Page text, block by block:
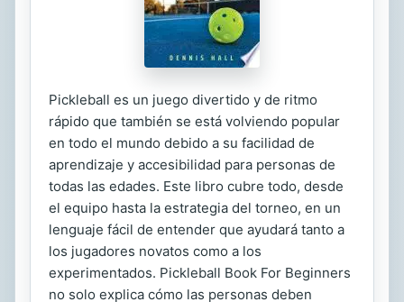
Pickleball es un juego divertido y de ritmo
rápido que también se está volviendo popular
en todo el mundo debido a su facilidad de
aprendizaje y accesibilidad para personas de
todas las edades. Este libro cubre todo, desde
el equipo hasta la estrategia del torneo, en un
lenguaje fácil de entender que ayudará tanto a
los jugadores novatos como a los
experimentados. Pickleball Book For Beginners
no solo explica cómo las personas deben